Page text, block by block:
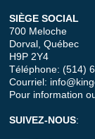
SIÈGE SOCIAL
700 Meloche
Dorval, Québec
H9P 2Y4
Téléphone: (514)
Courriel:
Pour information
SUIVEZ-NOUS: